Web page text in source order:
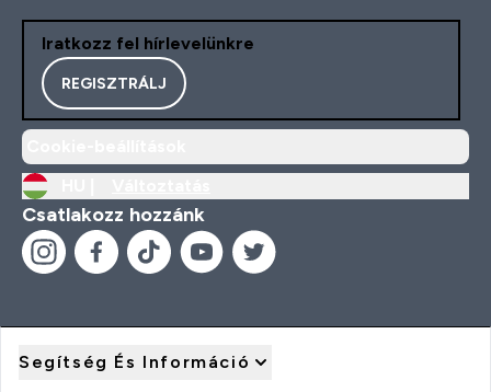
Iratkozz fel hírlevelünkre
REGISZTRÁLJ
Csatlakozz hozzánk
Segítség És Információ